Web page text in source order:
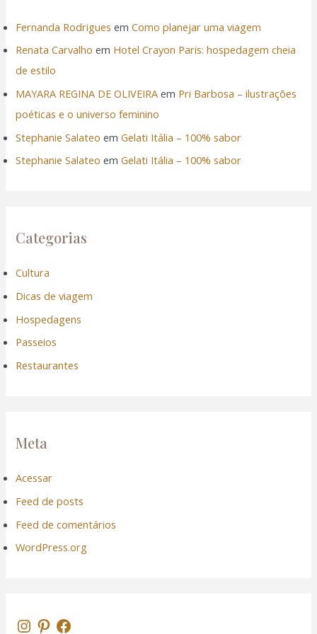
Fernanda Rodrigues emComo planejar uma viagem
Renata Carvalho em Hotel Crayon Paris: hospedagem cheia
de estilo
MAYARA REGINA DE OLIVEIRA em Pri Barbosa – ilustrações
poéticas e o universo feminino
Stephanie Salateo emGelati Itália – 100% sabor
Stephanie Salateo emGelati Itália – 100% sabor
Categorias
Cultura
Dicas de viagem
Hospedagens
Passeios
Restaurantes
Meta
Acessar
Feed de posts
Feed de comentários
WordPress.org